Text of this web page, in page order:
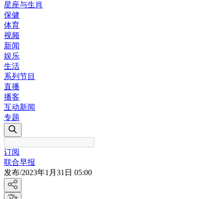
星座与生肖
保健
体育
视频
新闻
娱乐
生活
系列节目
直播
播客
互动新闻
专题
订阅
联合早报
发布/2023年1月31日 05:00